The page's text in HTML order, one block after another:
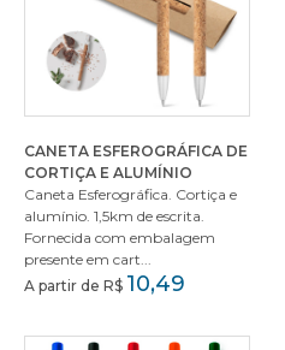
CANETA ESFEROGRÁFICA DE
CORTIÇA E ALUMÍNIO
Caneta Esferográfica. Cortiça e
alumínio. 1,5km de escrita.
Fornecida com embalagem
presente em cart...
A partir de R$ 10,49